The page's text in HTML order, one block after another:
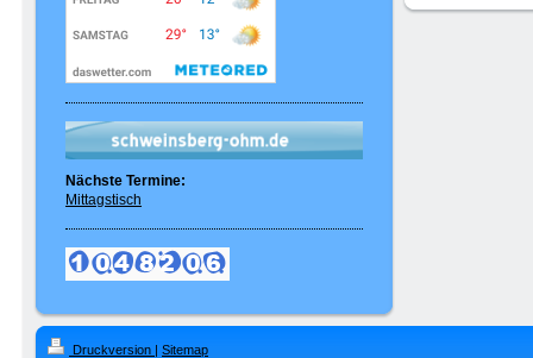
Nächste Termine:
Mittagstisch
Druckversion | Sitemap